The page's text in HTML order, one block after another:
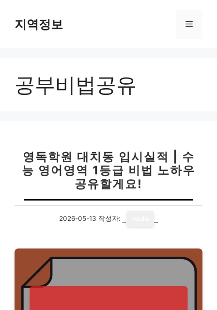
지역정보 메
공부비법공유
영독학원 대치동 입시실적 | 수
능 영어영역 1등급 비법 노하우
공유할게요!
2026-05-13 작성자: